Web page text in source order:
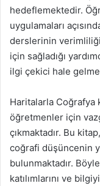
hedeflemektedir.
uygulamaları
derslerinin
için sağladığı
ilgi çekici hale
Haritalarla Coğrafya
öğretmenler için
çıkmaktadır. Bu
coğrafi düşüncenin
bulunmaktadır.
katılımlarını ve